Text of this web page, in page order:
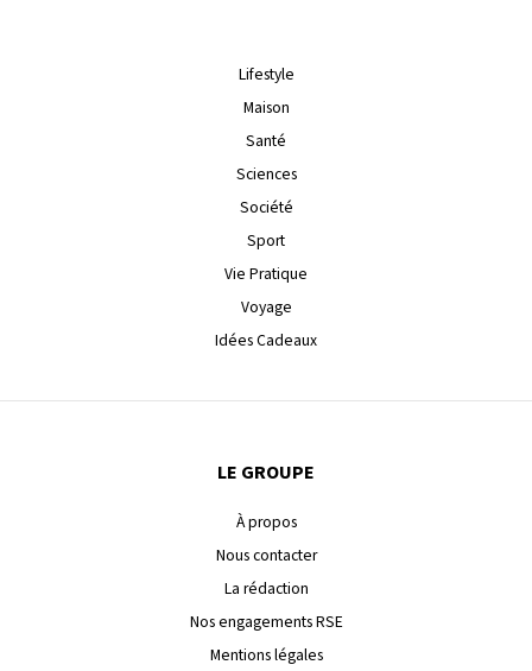
Lifestyle
Maison
Santé
Sciences
Société
Sport
Vie Pratique
Voyage
Idées Cadeaux
LE GROUPE
À propos
Nous contacter
La rédaction
Nos engagements RSE
Mentions légales